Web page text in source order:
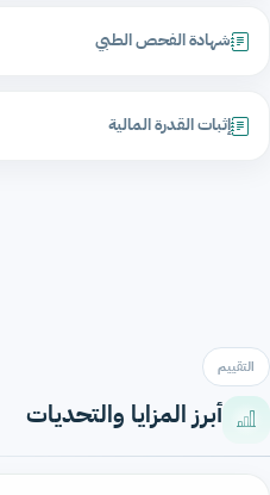
شهادة الفحص الطبي
إثبات القدرة المالية
التقييم
أبرز المزايا والتحديات